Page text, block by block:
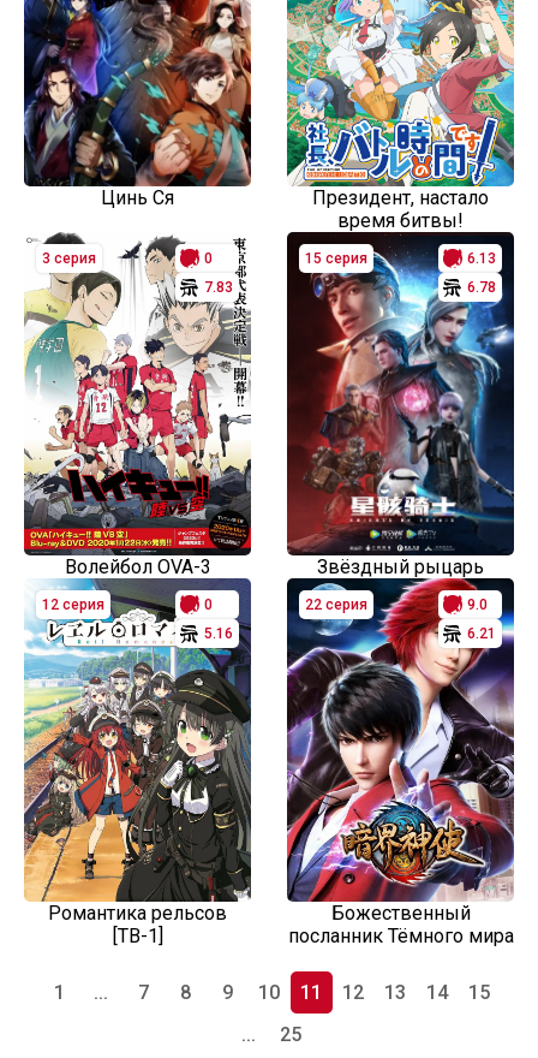
Цинь Ся
Президент, настало
время битвы!
3 серия
0
7.83
Волейбол OVA-3
15 серия
6.13
6.78
Звёздный рыцарь
12 серия
0
5.16
Романтика рельсов
[ТВ-1]
22 серия
9.0
6.21
Божественный
посланник Тёмного мира
1 ... 7 8 9 10 11 12 13 14
15
...
25